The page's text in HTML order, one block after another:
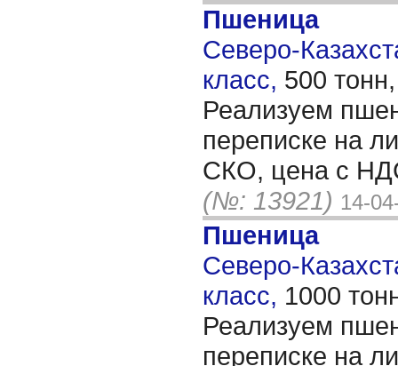
Пшеница
Северо-
класс, 500
Реализуем
переписке на
СКО, цена с
(№: 13921) 14-
Пшеница
Северо-
класс, 1000
Реализуем
переписке на